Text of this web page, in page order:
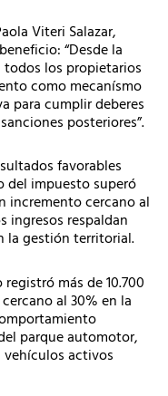
Viteri Salazar,
“Desde la
los propietarios
como mecanísmo
para cumplir deberes
posteriores”.
favorables
del impuesto superó
incremento cercano al
ingresos respaldan
la gestión territorial.
más de 10.700
al 30% en la
parque automotor,
vehículos activos